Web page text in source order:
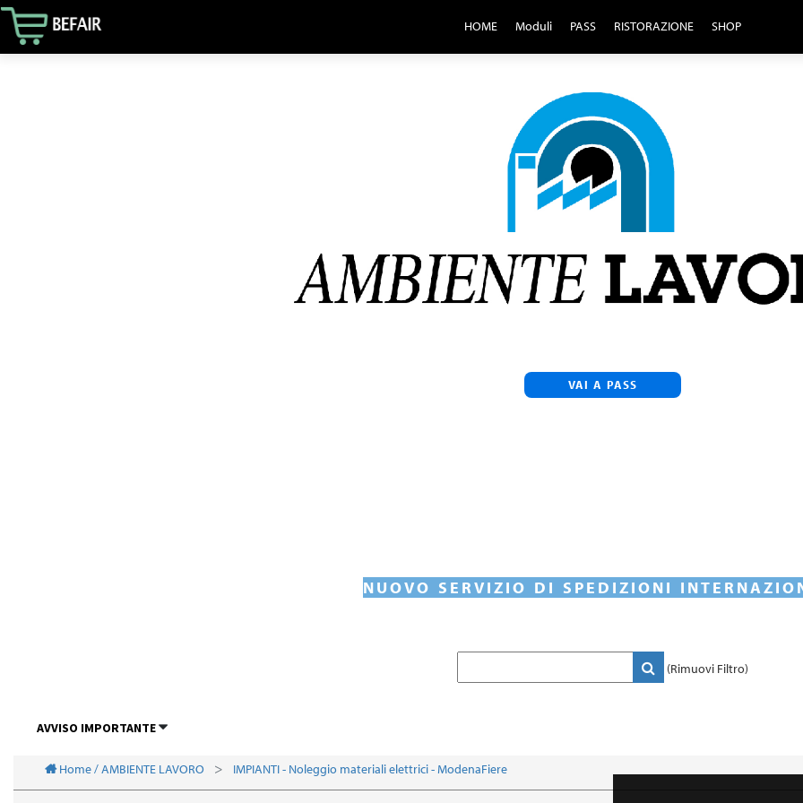
HOME Moduli PASS RISTORAZIONE SHOP
VAI A PASS
NUOVO SERVIZIO DI SPEDIZIONI
(Rimuovi Filtro)
AVVISO IMPORTANTE
Home / AMBIENTE LAVORO IMPIANTI - Noleggio materiali elettrici - ModenaFiere